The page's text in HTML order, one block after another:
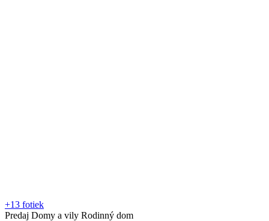
+13 fotiek
Predaj Domy a vily Rodinný dom